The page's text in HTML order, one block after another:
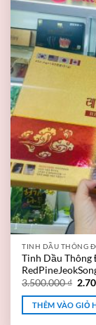
TINH DẦU THÔNG
Tinh Dầu Thông
3.500.000₫
THÊM VÀO GIỎ